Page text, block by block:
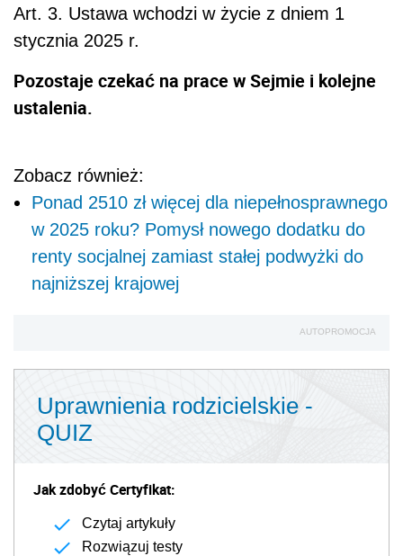
Art. 3. Ustawa wchodzi w życie z dniem 1
stycznia 2025 r.
Pozostaje czekać na prace w Sejmie i kolejne
ustalenia.
Zobacz również:
Ponad 2510 zł więcej dla niepełnosprawnego
w 2025 roku? Pomysł nowego dodatku do
renty socjalnej zamiast stałej podwyżki do
najniższej krajowej
AUTOPROMOCJA
Uprawnienia rodzicielskie -
QUIZ
Jak zdobyć Certyfikat:
Czytaj artykuły
Rozwiązuj testy